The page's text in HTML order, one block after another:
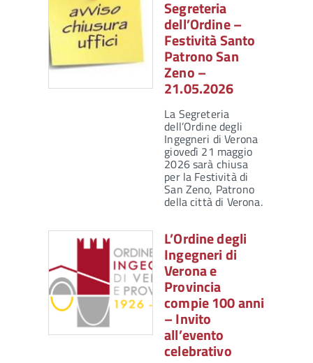
Segreteria
dell’Ordine –
Festività Santo
Patrono San
Zeno –
21.05.2026
La Segreteria
dell’Ordine degli
Ingegneri di Verona
giovedì 21 maggio
2026 sarà chiusa
per la Festività di
San Zeno, Patrono
della città di Verona.
L’Ordine degli
Ingegneri di
Verona e
Provincia
compie 100 anni
– Invito
all’evento
celebrativo